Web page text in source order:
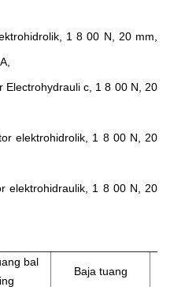
1 8 00 N, 20 mm,
Electrohydrauli c, 1 8 00 N, 20
elektrohidrolik, 1 8 00 N, 20
elektrohidraulik, 1 8 00 N, 20
bal
Baja tuang